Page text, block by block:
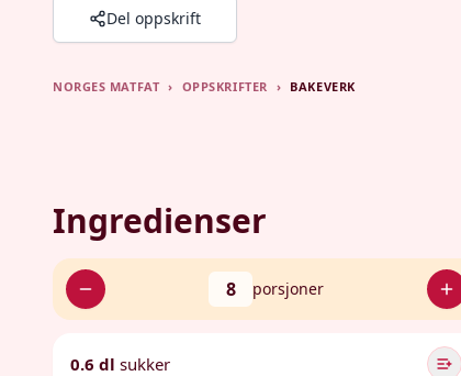
Del oppskrift
NORGES MATFAT › OPPSKRIFTER › BAKEVERK
Ingredienser
8 porsjoner
0.6 dl sukker